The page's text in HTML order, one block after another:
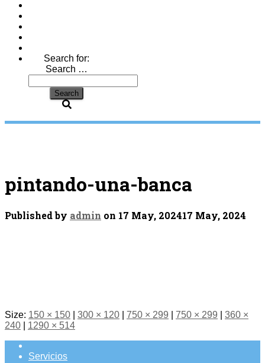
Search for:
Search …
pintando-una-banca
Published by admin on 17 May, 202417 May, 2024
Size: 150 × 150 300 × 120 750 × 299 750 × 299
360 ×
240
1290 × 514
Servicios